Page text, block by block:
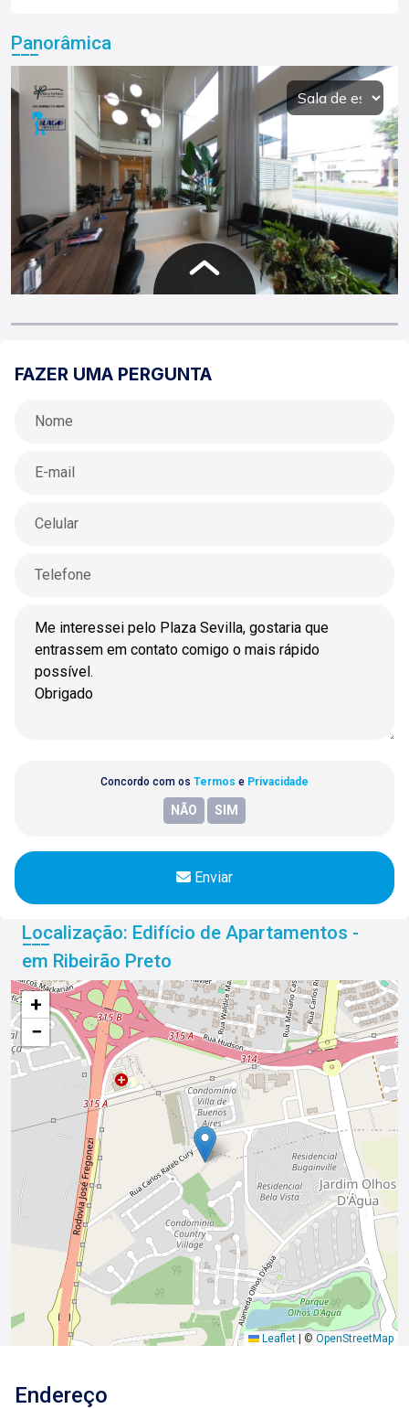
Panorâmica
FAZER UMA PERGUNTA
Concordo com os Termos e Privacidade
Enviar
Localização: Edifício de Apartamentos -
em Ribeirão Preto
+
−
Leaflet © OpenStreetMap
Endereço